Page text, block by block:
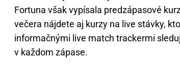
Fortuna však vypísala predzápasové
večera nájdete aj kurzy na live stávky,
informačnými live match trackermi
v každom zápase.